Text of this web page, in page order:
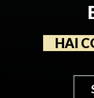
HAI